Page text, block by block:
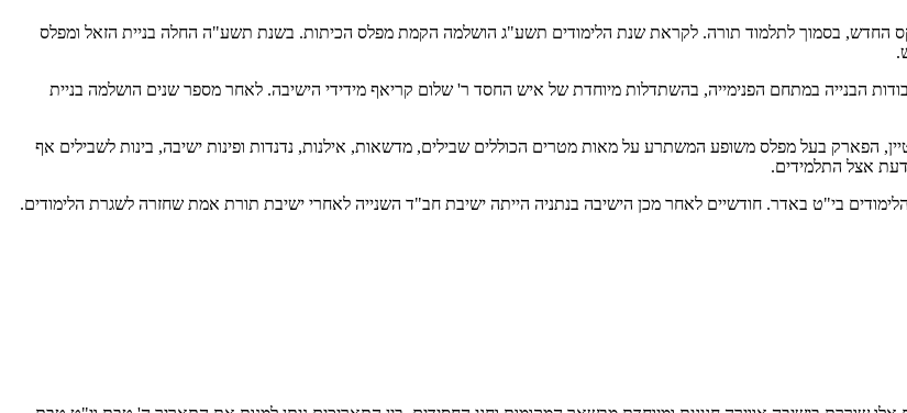
החדש, בסמוך לתלמוד תורה. לקראת שנת הלימודים תשע"ג הושלמה הקמת מפלס הכיתות. בשנת תשע"ה החלה בניית הזאל ומפלס
הבנייה במתחם הפנימייה, בהשתדלות מיוחדת של איש החסד ר' שלום קריאף מידידי הישיבה. לאחר מספר שנים הושלמה בניית
בעל מפלס משופע המשתרע על מאות מטרים הכוללים שבילים, מדשאות, אילנות, נדנדות ופינות ישיבה, בינות לשבילים אף
אצל התלמידים.
בי"ט באדר. חודשיים לאחר מכן הישיבה בנתניה הייתה ישיבת חב"ד השנייה לאחרי ישיבת תורת אמת שחזרה לשגרת הלימודים.